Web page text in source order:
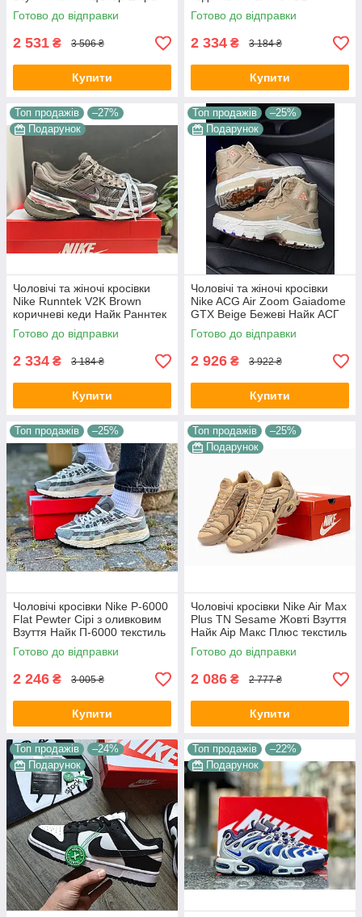
текстиль демісезонні для
хлопців
Готово до відправки
2 531 ₴ 3 506 ₴
Купити
текстиль демісезон унісекс
В'єтнам
Готово до відправки
2 334 ₴ 3 184 ₴
Купити
Топ продажів
–27%
Подарунок
Чоловічі та жіночі кросівки
Nike Runntek V2K Brown
коричневі кеди Найк Раннтек
В2К текстиль демісезон
унісекс В'єтнам
Готово до відправки
2 334 ₴ 3 184 ₴
Купити
Топ продажів
–25%
Подарунок
Чоловічі та жіночі кросівки
Nike ACG Air Zoom Gaiadome
GTX Beige Бежеві Найк АСГ
гума текстиль gore-tex осінь
зима унісекс
Готово до відправки
2 926 ₴ 3 922 ₴
Купити
Топ продажів –25%
Чоловічі кросівки Nike P-6000
Flat Pewter Сірі з оливковим
Взуття Найк П-6000 текстиль
сітка повсякденні демісезон
Готово до відправки
2 246 ₴ 3 005 ₴
Купити
Топ продажів
–25%
Подарунок
Чоловічі кросівки Nike Air Max
Plus TN Sesame Жовті Взуття
Найк Аір Макс Плюс текстиль
шкіра демісезон
Готово до відправки
2 086 ₴ 2 777 ₴
Купити
Топ продажів
–24%
Подарунок
Топ продажів
–22%
Подарунок